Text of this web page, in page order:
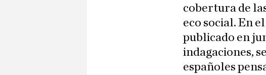
cobertura de
eco social. En
publicado en
indagaciones,
españoles